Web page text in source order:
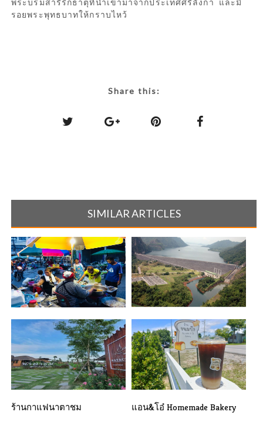
พระบรมสารีริกธาตุที่นำเข้ามาจากประเทศศรีลังกา และมี
รอยพระพุทธบาทให้กราบไหว้
Share this:
SIMILAR ARTICLES
ตลาดโพนางดำ-ตลาด 100 ปี
ของชาวจีนโพ[...]
เขื่อนวชิราลงกรณ
ร้านกาแฟนาตาชม แอน&โอ๋ Homemade Bakery